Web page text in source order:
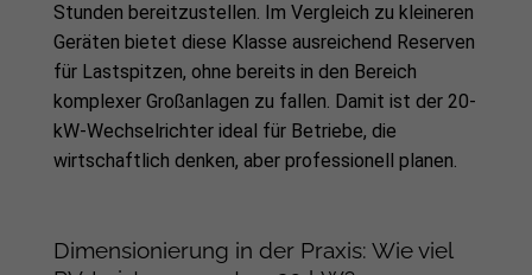
Stunden bereitzustellen. Im Vergleich zu kleineren
Geräten bietet diese Klasse ausreichend Reserven
für Lastspitzen, ohne bereits in den Bereich
komplexer Großanlagen zu fallen. Damit ist der 20-
kW-Wechselrichter ideal für Betriebe, die
wirtschaftlich denken, aber professionell planen.
Dimensionierung in der Praxis: Wie viel